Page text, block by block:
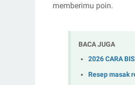
memberimu poin.
BACA JUGA
2026 CARA
Resep masak